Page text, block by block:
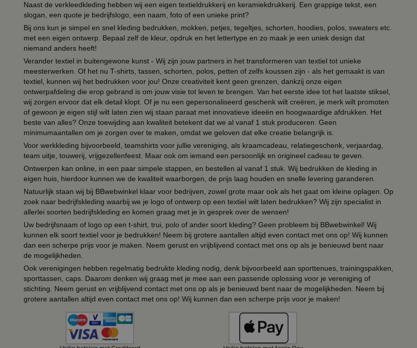
Naast de verkleedkleding hebben wij een eigen textieldrukkerij en keramiekdrukkerij. Een grappige tekst, een
slogan, een quote je bedrijfslogo, een naam, foto of een unieke print?
Bij ons kun je simpel en snel kleding bedrukken, mokken, petjes, tegeltjes, schorten, hoodies, polos, sweaters etc.
met een eigen ontwerp. Bepaal zelf de kleur, opdruk en het lettertype en zo maak je een uniek design dat
niemand anders heeft!
Verander textiel in buitengewone kunst - Wij zijn jouw partners in het transformeren van textiel tot unieke
meesterwerken. Of het nu T-shirts, tassen, schorten, polos, petten of zelfs koussen zijn - als het gemaakt is van
textiel, kunnen wij het bedrukken voor jou! Onze creativiteit kent geen grenzen, dankzij onze eigen
ontwerpafdeling die erop gebrand is om jouw visie tot leven te brengen. Van het eerste idee tot het laatste stiksel,
wij zorgen ervoor dat elk detail klopt. Of je nu een gepersonaliseerd geschenk wilt creëren, je merk wilt promoten
of gewoon je eigen stijl wilt laten zien wij staan paraat met innovatieve ideeën en hoogwaardige afdrukken. Het
beste van alles? Onze toewijding aan kwaliteit betekent dat we al vanaf 1 stuk produceren. Geen
minimumaantallen om je zorgen over te maken, omdat we geloven dat elke creatie belangrijk is.
Voor werkkleding bijvoorbeeld, teamshirts voor jullie vereniging, als kraamcadeau, relatiegeschenk, verjaardag,
team uitje, touwerij, vrijgezellenfeest. Maar ook om iemand een persoonlijk en origineel cadeau te geven.
Ontwerpen kan online, in een paar simpele stappen, en bestellen al vanaf 1 stuk. Wij bedrukken de kleding in
eigen huis, hierdoor kunnen we de kwaliteit waarborgen, de prijs laag houden en snelle levering garanderen.
Natuurlijk staan wij bij BBwebwinkel klaar voor bedrijven, zowel grote maar ook als het gaat om kleine oplagen. Op
zoek naar bedrijfskleding waarbij we je logo of ontwerp op een textiel wilt laten bedrukken? Wij zijn specialist in
allerlei soorten bedrijfskleding en komen graag met je in gesprek over de wensen!
Uw bedrijfsnaam of logo op een t-shirt, trui, polo of ander soort kleding? Geen probleem bij BBwebwinkel! Wij
kunnen elk soort textiel voor je bedrukken! Neem bij grotere aantallen altijd even contact met ons op! Wij kunnen
dan een scherpe prijs voor je maken. Neem gerust en vrijblijvend contact met ons op als je benieuwd bent naar
de mogelijkheden.
Ook verenigingen hebben regelmatig bedrukte kleding nodig, denk bijvoorbeeld aan sporttenues, trainingspakken,
sporttassen, caps. Daarom denken wij graag met je mee aan een passende oplossing voor je vereniging of
stichting. Neem gerust en vrijblijvend contact met ons op als je benieuwd bent naar de mogelijkheden. Neem bij
grotere aantallen altijd even contact met ons op! Wij kunnen dan een scherpe prijs voor je maken!